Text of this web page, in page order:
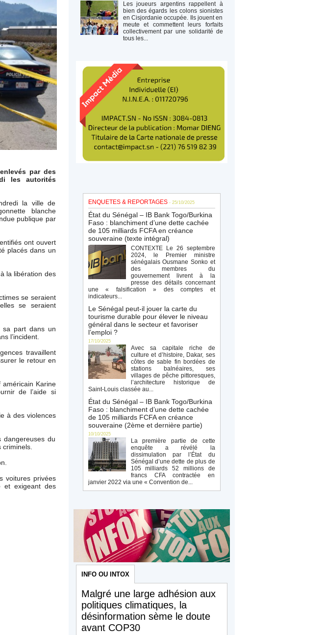
par des
les autorités
la ville de
blanche
publique par
ont ouvert
placés dans un
la libération des
se seraient
se seraient
sa part dans un
l’incident.
travaillent
le retour en
américain Karine
de l’aide si
à des violences
dangereuses du
voitures privées
et exigeant des
Les joueurs argentins rappellent à
bien des égards les colons sionistes
en Cisjordanie occupée. Ils jouent en
meute et commettent leurs forfaits
collectivement par une solidarité de
tous les...
ENQUETES & REPORTAGES - 25/10/2025
État du Sénégal – IB Bank Togo/Burkina
Faso : blanchiment d’une dette cachée
de 105 milliards FCFA en créance
souveraine (texte intégral)
CONTEXTE Le 26 septembre
2024, le Premier ministre
sénégalais Ousmane Sonko et
des membres du
gouvernement livrent à la
presse des détails concernant
une « falsification » des comptes et
indicateurs...
Le Sénégal peut-il jouer la carte du
tourisme durable pour élever le niveau
général dans le secteur et favoriser
l’emploi ?
17/10/2025
Avec sa capitale riche de
culture et d’histoire, Dakar, ses
côtes de sable fin bordées de
stations balnéaires, ses
villages de pêche pittoresques,
l’architecture historique de
Saint-Louis classée au...
État du Sénégal – IB Bank Togo/Burkina
Faso : blanchiment d’une dette cachée
de 105 milliards FCFA en créance
souveraine (2ème et dernière partie)
10/10/2025
La première partie de cette
enquête a révélé la
dissimulation par l’État du
Sénégal d’une dette de plus de
105 milliards 52 millions de
francs CFA contractée en
janvier 2022 via une « Convention de...
INFO OU INTOX
Malgré une large adhésion aux
politiques climatiques, la
désinformation sème le doute
avant COP30